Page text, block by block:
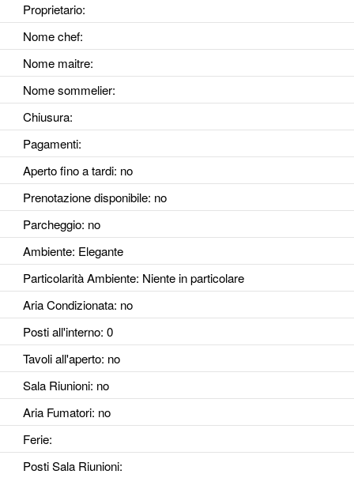
Proprietario:
Nome chef:
Nome maitre:
Nome sommelier:
Chiusura:
Pagamenti:
Aperto fino a tardi: no
Prenotazione disponibile: no
Parcheggio: no
Ambiente: Elegante
Particolarità Ambiente: Niente in particolare
Aria Condizionata: no
Posti all'interno: 0
Tavoli all'aperto: no
Sala Riunioni: no
Aria Fumatori: no
Ferie:
Posti Sala Riunioni: